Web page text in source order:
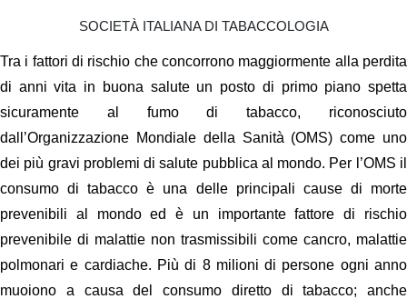
SOCIETÀ ITALIANA DI TABACCOLOGIA
Tra i fattori di rischio che concorrono maggiormente alla perdita
di anni vita in buona salute un posto di primo piano spetta
sicuramente al fumo di tabacco, riconosciuto
dall’Organizzazione Mondiale della Sanità (OMS) come uno
dei più gravi problemi di salute pubblica al mondo. Per l’OMS il
consumo di tabacco è una delle principali cause di morte
prevenibili al mondo ed è un importante fattore di rischio
prevenibile di malattie non trasmissibili come cancro, malattie
polmonari e cardiache. Più di 8 milioni di persone ogni anno
muoiono a causa del consumo diretto di tabacco; anche